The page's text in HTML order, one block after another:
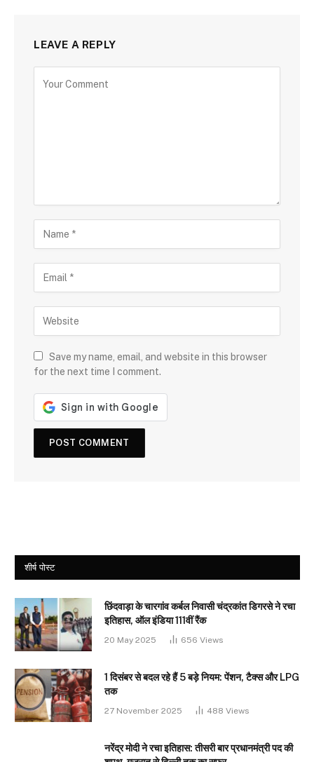
LEAVE A REPLY
Save my name, email, and website in this browser
for the next time I comment.
शीर्ष पोस्ट
छिंदवाड़ा के चारगांव कर्बल निवासी चंद्रकांत डिगरसे ने रचा
इतिहास, ऑल इंडिया 111वीं रैंक
20 May 2025 656 Views
1 दिसंबर से बदल रहे हैं 5 बड़े नियम: पेंशन, टैक्स और LPG
तक
27 November 2025 488 Views
नरेंद्र मोदी ने रचा इतिहास: तीसरी बार प्रधानमंत्री पद की